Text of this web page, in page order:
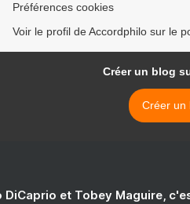
Préférences cookies
Voir le profil de Accordphilo sur le
Créer un blog
Créer un
DiCaprio et Tobey Maguire,